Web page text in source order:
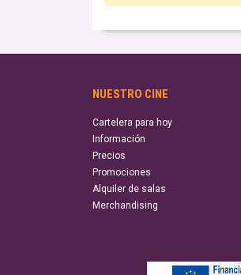
NUESTRO CINE
Cartelera para hoy
Información
Precios
Promociones
Alquiler de salas
Merchandising